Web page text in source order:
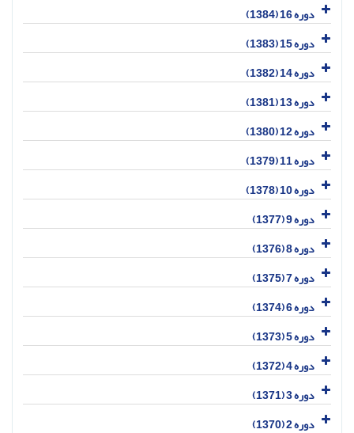
دوره 16 (1384)
دوره 15 (1383)
دوره 14 (1382)
دوره 13 (1381)
دوره 12 (1380)
دوره 11 (1379)
دوره 10 (1378)
دوره 9 (1377)
دوره 8 (1376)
دوره 7 (1375)
دوره 6 (1374)
دوره 5 (1373)
دوره 4 (1372)
دوره 3 (1371)
دوره 2 (1370)